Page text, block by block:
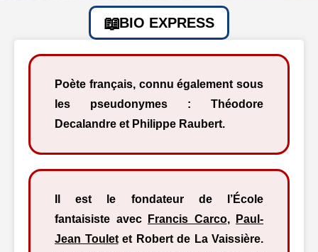
BIO EXPRESS
Poète français, connu également sous
les pseudonymes : Théodore
Decalandre et Philippe Raubert.
Il est le fondateur de l’École
fantaisiste avec
Francis Carco,
Paul-
Jean Touletet Robert de La Vaissière.